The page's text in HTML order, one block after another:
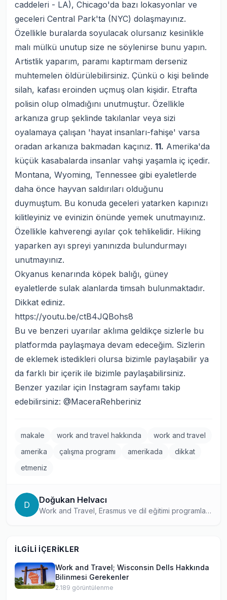
caddeleri - LA), Chicago'da bazı lokasyonlar ve
geceleri Central Park'ta (NYC) dolaşmayınız.
Özellikle buralarda soyulacak olursanız kesinlikle
malı mülkü unutup size ne söylenirse bunu yapın.
Artistlik yaparım, paramı kaptırmam derseniz
muhtemelen öldürülebilirsiniz. Çünkü o kişi belinde
silah, kafası eroinden uçmuş olan kişidir. Etrafta
polisin olup olmadığını unutmuştur. Özellikle
arkanıza grup şeklinde takılanlar veya sizi
oyalamaya çalışan 'hayat insanları-fahişe' varsa
oradan arkanıza bakmadan kaçınız. 11. Amerika'da
küçük kasabalarda insanlar vahşi yaşamla iç içedir.
Montana, Wyoming, Tennessee gibi eyaletlerde
daha önce hayvan saldırıları olduğunu
duymuştum. Bu konuda geceleri yatarken kapınızı
kilitleyiniz ve evinizin önünde yemek unutmayınız.
Özellikle kahverengi ayılar çok tehlikelidir. Hiking
yaparken ayı spreyi yanınızda bulundurmayı
unutmayınız.
Okyanus kenarında köpek balığı, güney
eyaletlerde sulak alanlarda timsah bulunmaktadır.
Dikkat ediniz.
https://youtu.be/ctB4JQBohs8
Bu ve benzeri uyarılar aklıma geldikçe sizlerle bu
platformda paylaşmaya devam edeceğim. Sizlerin
de eklemek istedikleri olursa bizimle paylaşabilir ya
da farklı bir içerik ile bizimle paylaşabilirsiniz.
Benzer yazılar için Instagram sayfamı takip
edebilirsiniz: @MaceraRehberiniz
makale work and travel hakkında
work and travel
amerika
çalışma programı amerikada
dikkat
etmeniz
D Doğukan Helvacı
Work and Travel, Erasmus ve dil eğitimi programları
paylaşarak, doğru program seçiminde öğrencilere
yol gösteriyor.
İLGILI İÇERIKLER
Work and Travel; Wisconsin Dells Hakkında
Bilinmesi Gerekenler
2.189 görüntülenme